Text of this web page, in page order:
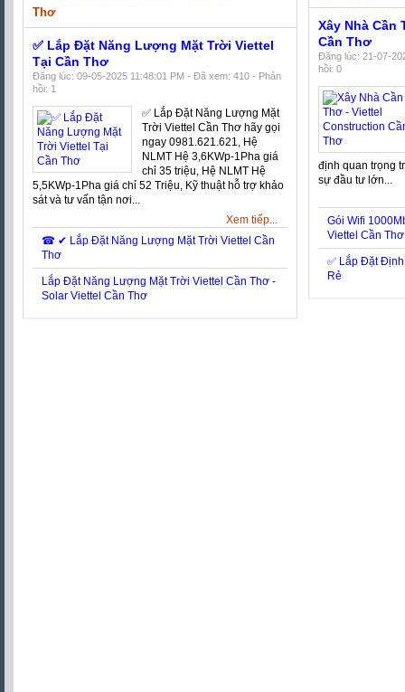
Thơ
✅ Lắp Đặt Năng Lượng Mặt Trời Viettel
Tại Cần Thơ
Đăng lúc: 09-05-2025 11:48:01 PM - Đã xem: 410 - Phản
hồi: 1
✅‎ Lắp Đặt Năng Lượng Mặt
Trời Viettel Cần Thơ hãy gọi
ngay 0981.621.621, Hệ
NLMT Hệ 3,6KWp-1Pha giá
chỉ 35 triệu, Hệ NLMT Hệ
5,5KWp-1Pha giá chỉ 52 Triệu, Kỹ thuật hỗ trợ khảo
sát và tư vấn tận nơi...
Xem tiếp...
☎ ✔‎ Lắp Đặt Năng Lượng Mặt Trời Viettel Cần
Thơ
Lắp Đặt Năng Lượng Mặt Trời Viettel Cần Thơ -
Solar Viettel Cần Thơ
Xây Nhà
Cần Thơ
Đăng lúc: 21-07-
hồi: 0
định quan trọng
sự đầu tư lớn...
Gói Wifi
Viettel Cần Thơ
✅ Lắp Đặt
Rẻ